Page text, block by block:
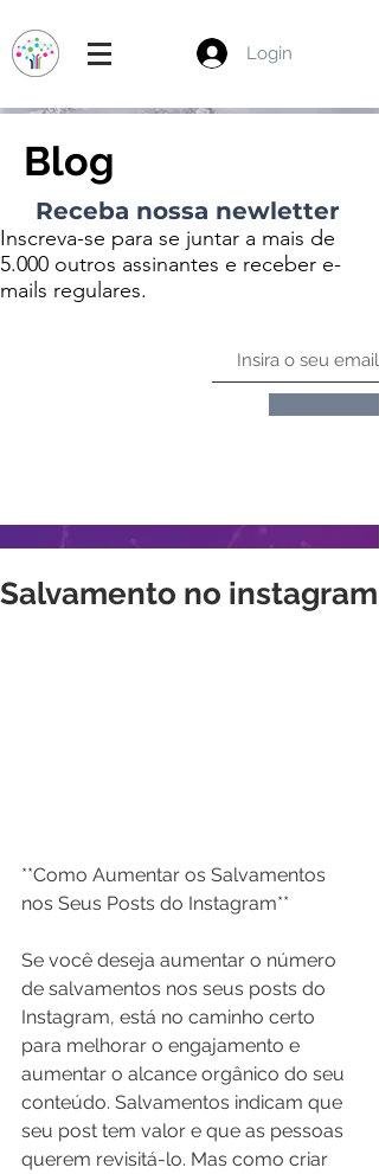
Login
Blog
Receba nossa newletter
Inscreva-se para se juntar a mais de
5.000 outros assinantes e receber e-
mails regulares.
Salvamento no instagram
**Como Aumentar os Salvamentos
nos Seus Posts do Instagram**
Se você deseja aumentar o número
de salvamentos nos seus posts do
Instagram, está no caminho certo
para melhorar o engajamento e
aumentar o alcance orgânico do seu
conteúdo. Salvamentos indicam que
seu post tem valor e que as pessoas
querem revisitá-lo. Mas como criar